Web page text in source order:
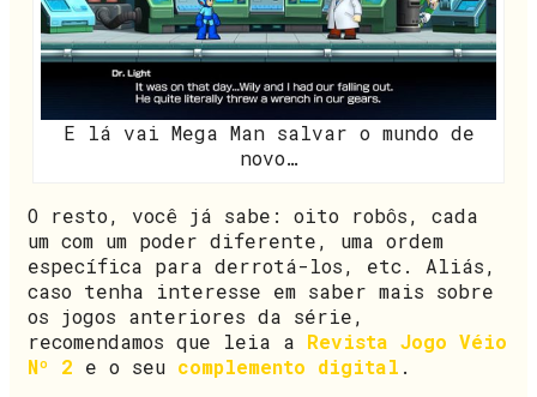
E lá vai Mega Man salvar o mundo de
novo…
O resto, você já sabe: oito robôs, cada
um com um poder diferente, uma ordem
específica para derrotá-los, etc. Aliás,
caso tenha interesse em saber mais sobre
os jogos anteriores da série,
recomendamos que leia a Revista Jogo Véio
Nº 2 e o seu complemento digital .